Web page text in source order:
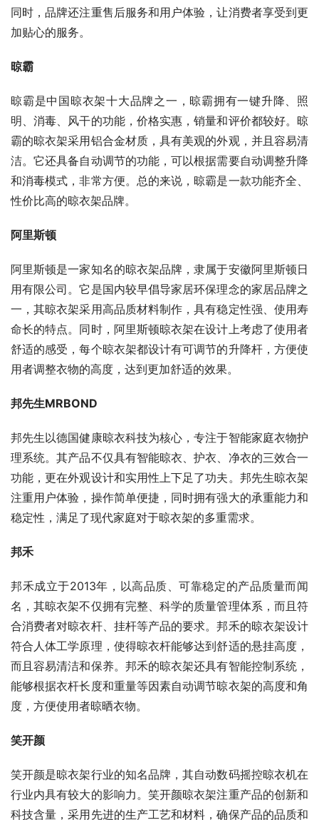
同时，品牌还注重售后服务和用户体验，让消费者享受到更
加贴心的服务。
晾霸
晾霸是中国晾衣架十大品牌之一，晾霸拥有一键升降、照
明、消毒、风干的功能，价格实惠，销量和评价都较好。晾
霸的晾衣架采用铝合金材质，具有美观的外观，并且容易清
洁。它还具备自动调节的功能，可以根据需要自动调整升降
和消毒模式，非常方便。总的来说，晾霸是一款功能齐全、
性价比高的晾衣架品牌。
阿里斯顿
阿里斯顿是一家知名的晾衣架品牌，隶属于安徽阿里斯顿日
用有限公司。它是国内较早倡导家居环保理念的家居品牌之
一，其晾衣架采用高品质材料制作，具有稳定性强、使用寿
命长的特点。同时，阿里斯顿晾衣架在设计上考虑了使用者
舒适的感受，每个晾衣架都设计有可调节的升降杆，方便使
用者调整衣物的高度，达到更加舒适的效果。
邦先生MRBOND
邦先生以德国健康晾衣科技为核心，专注于智能家庭衣物护
理系统。其产品不仅具有智能晾衣、护衣、净衣的三效合一
功能，更在外观设计和实用性上下足了功夫。邦先生晾衣架
注重用户体验，操作简单便捷，同时拥有强大的承重能力和
稳定性，满足了现代家庭对于晾衣架的多重需求。
邦禾
邦禾成立于2013年，以高品质、可靠稳定的产品质量而闻
名，其晾衣架不仅拥有完整、科学的质量管理体系，而且符
合消费者对晾衣杆、挂杆等产品的要求。邦禾的晾衣架设计
符合人体工学原理，使得晾衣杆能够达到舒适的悬挂高度，
而且容易清洁和保养。邦禾的晾衣架还具有智能控制系统，
能够根据衣杆长度和重量等因素自动调节晾衣架的高度和角
度，方便使用者晾晒衣物。
笑开颜
笑开颜是晾衣架行业的知名品牌，其自动数码摇控晾衣机在
行业内具有较大的影响力。笑开颜晾衣架注重产品的创新和
科技含量，采用先进的生产工艺和材料，确保产品的品质和